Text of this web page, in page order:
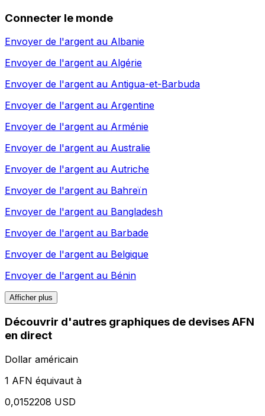
Connecter le monde
Envoyer de l'argent au Albanie
Envoyer de l'argent au Algérie
Envoyer de l'argent au Antigua-et-Barbuda
Envoyer de l'argent au Argentine
Envoyer de l'argent au Arménie
Envoyer de l'argent au Australie
Envoyer de l'argent au Autriche
Envoyer de l'argent au Bahreïn
Envoyer de l'argent au Bangladesh
Envoyer de l'argent au Barbade
Envoyer de l'argent au Belgique
Envoyer de l'argent au Bénin
Afficher plus
Découvrir d'autres graphiques de devises AFN
en direct
Dollar américain
1 AFN équivaut à
0,0152208 USD